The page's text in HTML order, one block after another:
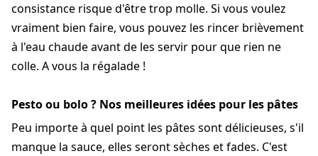
consistance risque d'être trop molle. Si vous voulez
vraiment bien faire, vous pouvez les rincer brièvement
à l'eau chaude avant de les servir pour que rien ne
colle. A vous la régalade !
Pesto ou bolo ? Nos meilleures idées pour les pâtes
Peu importe à quel point les pâtes sont délicieuses, s'il
manque la sauce, elles seront sèches et fades. C'est